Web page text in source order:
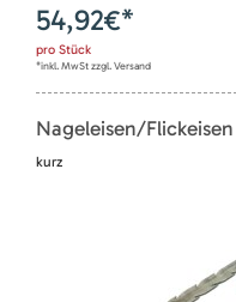
54,92€*
pro Stück
*inkl. MwSt zzgl. Versand
Nageleisen/
kurz